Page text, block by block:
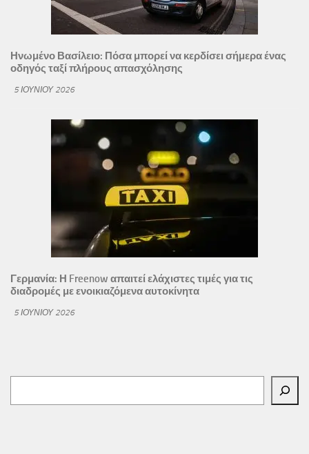
Ηνωμένο Βασίλειο: Πόσα μπορεί να κερδίσει σήμερα ένας
οδηγός ταξί πλήρους απασχόλησης
5 ΙΟΥΝΊΟΥ 2026
Γερμανία: Η Freenow απαιτεί ελάχιστες τιμές για τις
διαδρομές με ενοικιαζόμενα αυτοκίνητα
5 ΙΟΥΝΊΟΥ 2026